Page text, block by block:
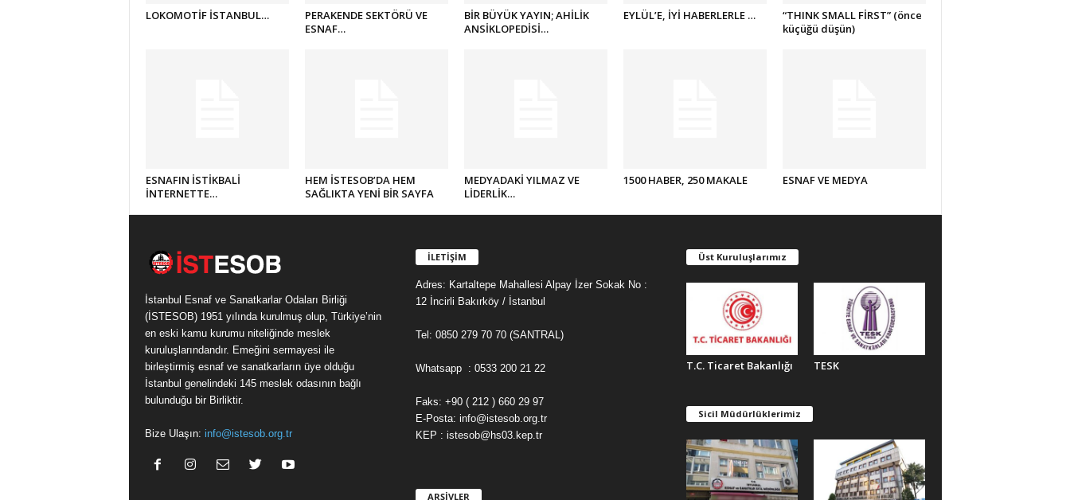
LOKOMOTİF İSTANBUL…
PERAKENDE SEKTÖRÜ VE
ESNAF…
BİR BÜYÜK YAYIN; AHİLİK
ANSİKLOPEDİSİ…
EYLÜL’E, İYİ HABERLERLE …
“THINK SMALL FİRST” (önce
küçüğü düşün)
ESNAFIN İSTİKBALİ
İNTERNETTE…
HEM İSTESOB’DA HEM
SAĞLIKTA YENİ BİR SAYFA
MEDYADAKİ YILMAZ VE
LİDERLİK…
1500 HABER, 250 MAKALE ESNAF VE MEDYA
İstanbul Esnaf ve Sanatkarlar Odaları Birliği
(İSTESOB) 1951 yılında kurulmuş olup, Türkiye’nin
en eski kamu kurumu niteliğinde meslek
kuruluşlarındandır. Emeğini sermayesi ile
birleştirmiş esnaf ve sanatkarların üye olduğu
İstanbul genelindeki 145 meslek odasının bağlı
bulunduğu bir Birliktir.
Bize Ulaşın: info@istesob.org.tr
İLETİŞİM
Adres: Kartaltepe Mahallesi Alpay İzer Sokak No :
12 İncirli Bakırköy / İstanbul
Tel: 0850 279 70 70 (SANTRAL)
Whatsapp : 0533 200 21 22
Faks: +90 ( 212 ) 660 29 97
E-Posta: info@istesob.org.tr
KEP : istesob@hs03.kep.tr
ARŞİVLER
Üst Kuruluşlarımız
T.C. Ticaret Bakanlığı TESK
Sicil Müdürlüklerimiz